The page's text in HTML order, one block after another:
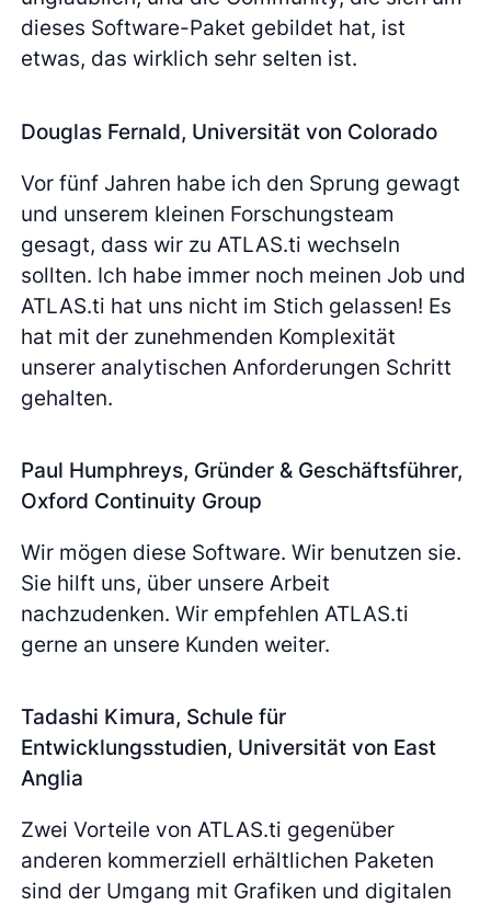
dieses Software-Paket gebildet hat, ist
etwas, das wirklich sehr selten ist.
Douglas Fernald, Universität von Colorado
Vor fünf Jahren habe ich den Sprung gewagt
und unserem kleinen Forschungsteam
gesagt, dass wir zu ATLAS.ti wechseln
sollten. Ich habe immer noch meinen Job und
ATLAS.ti hat uns nicht im Stich gelassen! Es
hat mit der zunehmenden Komplexität
unserer analytischen Anforderungen Schritt
gehalten.
Paul Humphreys, Gründer & Geschäftsführer,
Oxford Continuity Group
Wir mögen diese Software. Wir benutzen sie.
Sie hilft uns, über unsere Arbeit
nachzudenken. Wir empfehlen ATLAS.ti
gerne an unsere Kunden weiter.
Tadashi Kimura, Schule für
Entwicklungsstudien, Universität von East
Anglia
Zwei Vorteile von ATLAS.ti gegenüber
anderen kommerziell erhältlichen Paketen
sind der Umgang mit Grafiken und digitalen